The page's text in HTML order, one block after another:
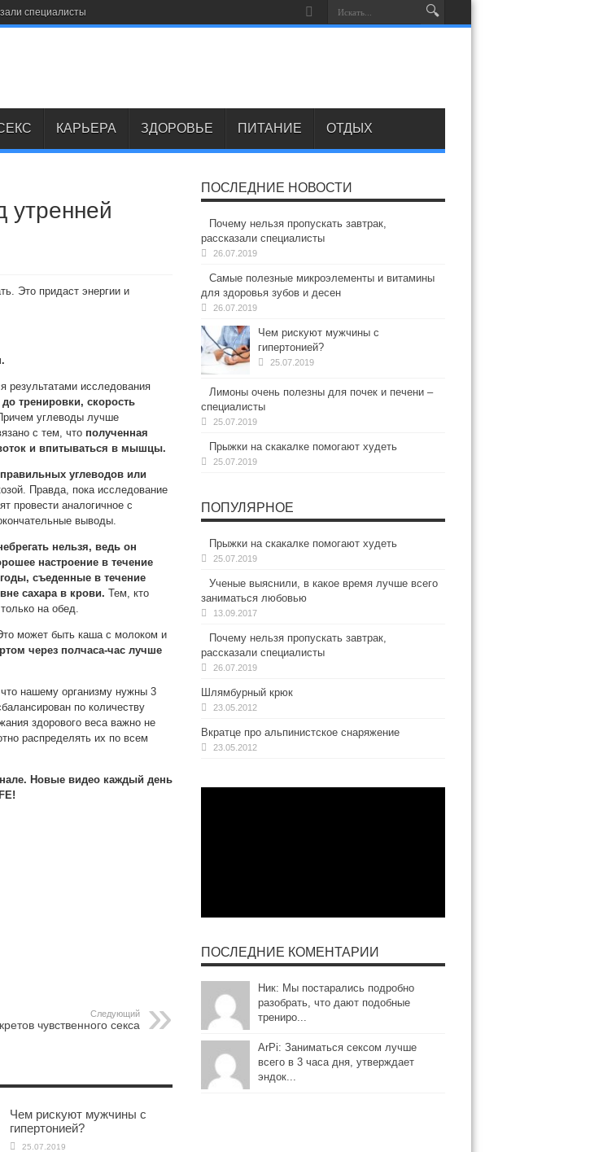
специалисты
КАРЬЕРА ЗДОРОВЬЕ ПИТАНИЕ ОТДЫХ
утренней
Это придаст энергии и
результатами исследования
тренировки, скорость
углеводы лучше
с тем, что полученная
и впитываться в мышцы.
углеводов или
Правда, пока исследование
провести аналогичное с
выводы.
нельзя, ведь он
настроение в течение
съеденные в течение
сахара в крови. Тем, кто
на обед.
может быть каша с молоком и
через полчаса-час лучше
нашему организму нужны 3
по количеству
здорового веса важно не
распределять их по всем
Новые видео каждый день
Следующий
чувственного секса
Чем рискуют мужчины с
гипертонией?
25.07.2019
ПОСЛЕДНИЕ НОВОСТИ
Почему нельзя пропускать завтрак,
рассказали специалисты
26.07.2019
Самые полезные микроэлементы и витамины
для здоровья зубов и десен
26.07.2019
Чем рискуют мужчины с
гипертонией?
25.07.2019
Лимоны очень полезны для почек и печени –
специалисты
25.07.2019
Прыжки на скакалке помогают худеть
25.07.2019
ПОПУЛЯРНОЕ
Прыжки на скакалке помогают худеть
25.07.2019
Ученые выяснили, в какое время лучше всего
заниматься любовью
13.09.2017
Почему нельзя пропускать завтрак,
рассказали специалисты
26.07.2019
Шлямбурный крюк
23.05.2012
Вкратце про альпинистское снаряжение
23.05.2012
ПОСЛЕДНИЕ КОМЕНТАРИИ
Ник: Мы постарались подробно
разобрать, что дают подобные
трениро...
ArPi: Заниматься сексом лучше
всего в 3 часа дня, утверждает
эндок...